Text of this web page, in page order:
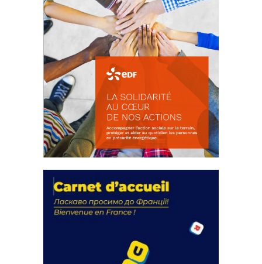
actions
18 septembre 2023
FEUILLETER